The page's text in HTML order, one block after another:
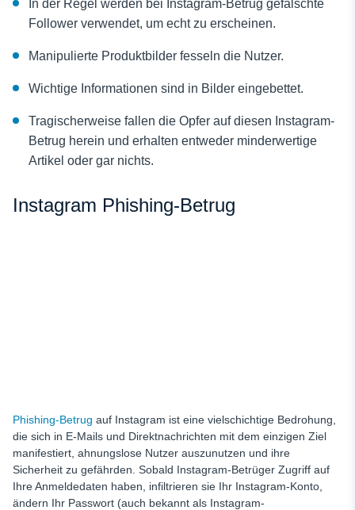
In der Regel werden bei Instagram-Betrug gefälschte
Follower verwendet, um echt zu erscheinen.
Manipulierte Produktbilder fesseln die Nutzer.
Wichtige Informationen sind in Bilder eingebettet.
Tragischerweise fallen die Opfer auf diesen Instagram-
Betrug herein und erhalten entweder minderwertige
Artikel oder gar nichts.
Instagram Phishing-Betrug
Phishing-Betrug auf Instagram ist eine vielschichtige Bedrohung,
die sich in E-Mails und Direktnachrichten mit dem einzigen Ziel
manifestiert, ahnungslose Nutzer auszunutzen und ihre
Sicherheit zu gefährden. Sobald Instagram-Betrüger Zugriff auf
Ihre Anmeldedaten haben, infiltrieren sie Ihr Instagram-Konto,
ändern Ihr Passwort (auch bekannt als Instagram-